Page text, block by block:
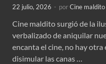
22 julio, 2026 - porCine maldito
Cine maldito surgió de la
verbalizado de aniquilar
encanta el cine, no hay otra
disimular las canas …